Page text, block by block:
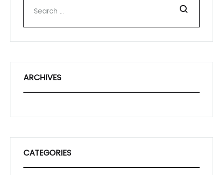
Recherche
ARCHIVES
CATEGORIES